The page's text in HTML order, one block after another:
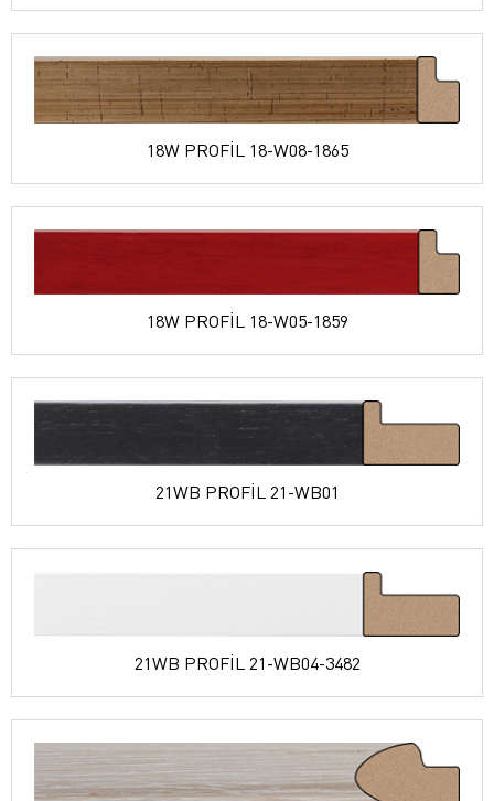
18W PROFİL 18-W08-1865
18W PROFİL 18-W05-1859
21WB PROFİL 21-WB01
21WB PROFİL 21-WB04-3482